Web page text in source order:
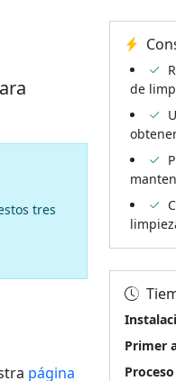
tres
página
de
Primer